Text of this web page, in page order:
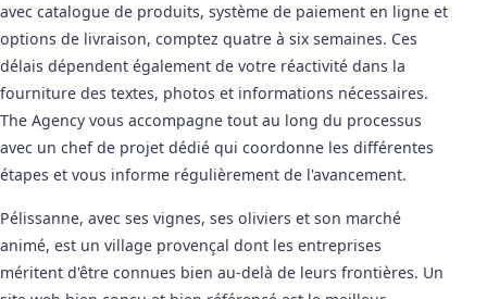
avec catalogue de produits, système de paiement en ligne et
options de livraison, comptez quatre à six semaines. Ces
délais dépendent également de votre réactivité dans la
fourniture des textes, photos et informations nécessaires.
The Agency vous accompagne tout au long du processus
avec un chef de projet dédié qui coordonne les différentes
étapes et vous informe régulièrement de l'avancement.
Pélissanne, avec ses vignes, ses oliviers et son marché
animé, est un village provençal dont les entreprises
méritent d'être connues bien au-delà de leurs frontières. Un